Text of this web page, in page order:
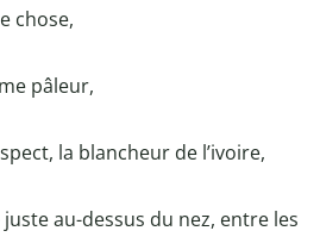
chose,
pâleur,
la blancheur de l’ivoire,
au-dessus du nez, entre les